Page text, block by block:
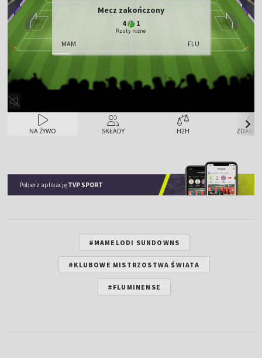
NA ŻYWO SKŁADY H2H
Mecz zakończony
MAM
4 1
Rzuty rożne
FLU
Pobierz aplikację TVP SPORT
#MAMELODI SUNDOWNS
#KLUBOWE MISTRZOSTWA ŚWIATA
#FLUMINENSE